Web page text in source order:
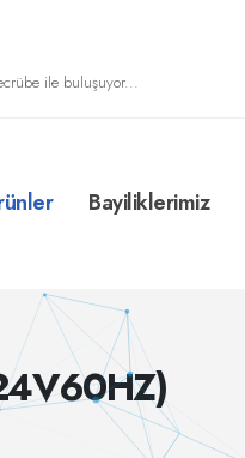
ile buluşuyor...
Bayiliklerimiz